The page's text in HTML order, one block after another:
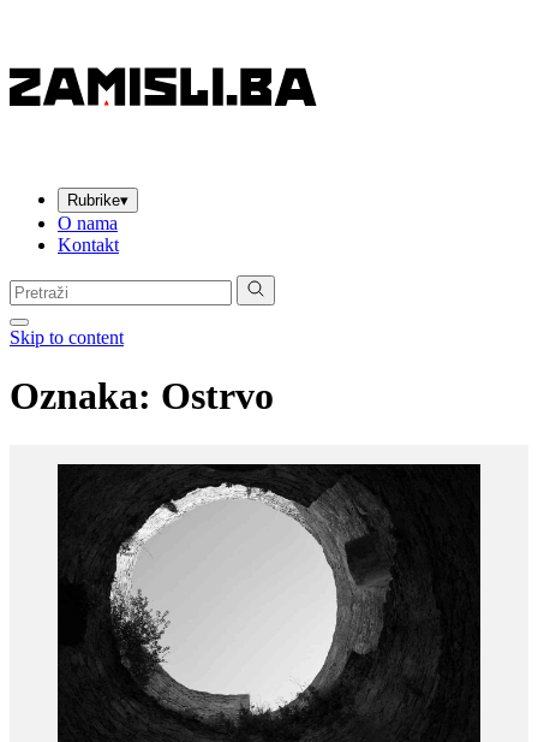
Rubrike▾
O nama
Kontakt
Pretraga:
Skip to content
Oznaka: Ostrvo